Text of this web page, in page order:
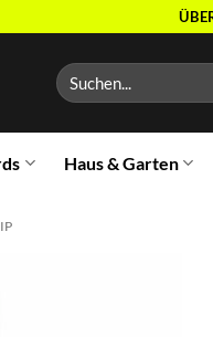
Suchen
nach:
Haus & Garten